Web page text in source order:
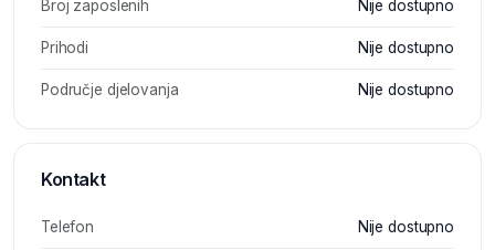
Broj zaposlenih Nije dostupno
Prihodi Nije dostupno
Područje djelovanja Nije dostupno
Kontakt
Telefon Nije dostupno